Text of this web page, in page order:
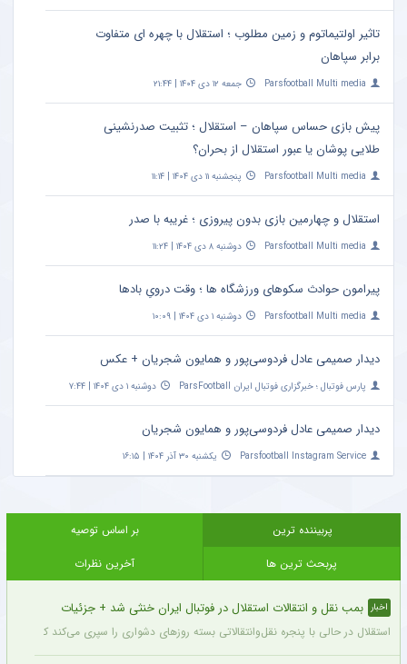
تاثیر اولتیماتوم و زمین مطلوب ؛ استقلال با چهره ای متفاوت
برابر سپاهان
Parsfootball Multi media جمعه ۱۲ دی ۱۴۰۴ | ۲۱:۴۴
پیش بازی حساس سپاهان – استقلال ؛ تثبیت صدرنشینی
طلایی پوشان یا عبور استقلال از بحران؟
Parsfootball Multi media پنجشنبه ۱۱ دی ۱۴۰۴ | ۱۱:۱۴
استقلال و چهارمین بازی بدون پیروزی ؛ غریبه با صدر
Parsfootball Multi media دوشنبه ۸ دی ۱۴۰۴ | ۱۱:۲۴
پیرامون حوادث سکوهای ورزشگاه ها ؛ وقت درویِ بادها
Parsfootball Multi media دوشنبه ۱ دی ۱۴۰۴ | ۱۰:۰۹
دیدار صمیمی عادل فردوسی‌پور و همایون شجریان + عکس
پارس فوتبال ؛ خبرگزاری فوتبال ایران ParsFootball دوشنبه ۱ دی ۱۴۰۴ | ۷:۴۴
دیدار صمیمی عادل فردوسی‌پور و همایون شجریان
Parsfootball Instagram Service یکشنبه ۳۰ آذر ۱۴۰۴ | ۱۶:۱۵
پربیننده ترین
بر اساس توصیه
پربحث ترین ها
آخرین نظرات
اخبار بمب نقل و انتقالات استقلال در فوتبال ایران خنثی شد + جزئیات
استقلال در حالی با پنجره نقل‌وانتقالاتی بسته روزهای دشواری را سپری می‌کند که در